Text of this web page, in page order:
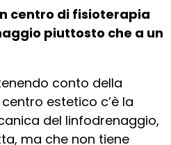
centro di fisioterapia
piuttosto che a un
conto della
estetico c’è la
del linfodrenaggio,
ma che non tiene